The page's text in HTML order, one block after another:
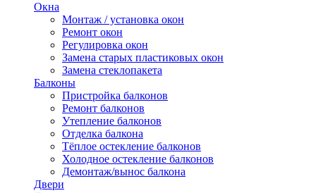
Окна
Монтаж / установка окон
Ремонт окон
Регулировка окон
Замена старых пластиковых окон
Замена стеклопакета
Балконы
Пристройка балконов
Ремонт балконов
Утепление балконов
Отделка балкона
Тёплое остекление балконов
Холодное остекление балконов
Демонтаж/вынос балкона
Двери